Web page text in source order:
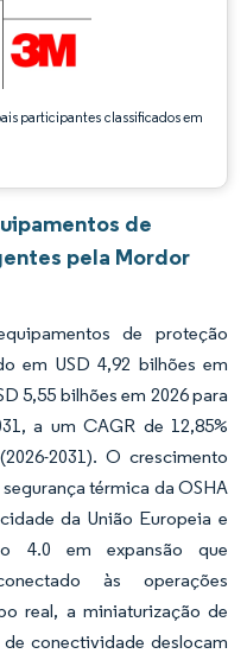
participantes classificados em
de
pela Mordor
de proteção
em USD 4,92 bilhões em
5,55 bilhões em 2026 para
a um CAGR de 12,85%
2031). O crescimento
térmica da OSHA
da União Europeia e
4.0 em expansão que
às operações
real, a miniaturização de
conectividade deslocam